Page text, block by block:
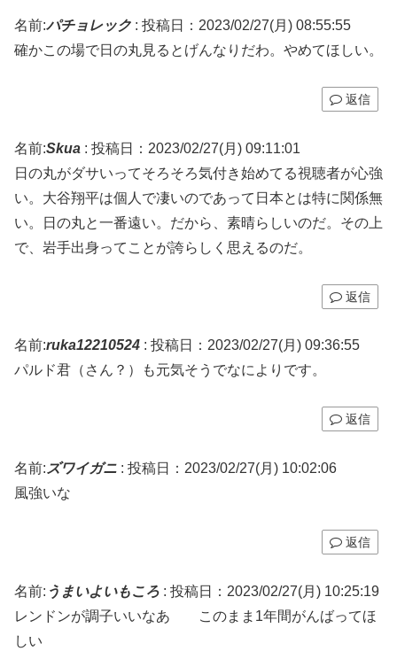
名前:パチョレック : 投稿日：2023/02/27(月) 08:55:55
確かこの場で日の丸見るとげんなりだわ。やめてほしい。
返信
名前:Skua : 投稿日：2023/02/27(月) 09:11:01
日の丸がダサいってそろそろ気付き始めてる視聴者が心強
い。大谷翔平は個人で凄いのであって日本とは特に関係無
い。日の丸と一番遠い。だから、素晴らしいのだ。その上
で、岩手出身ってことが誇らしく思えるのだ。
返信
名前:ruka12210524 : 投稿日：2023/02/27(月) 09:36:55
パルド君（さん？）も元気そうでなによりです。
返信
名前: ズワイガニ : 投稿日：2023/02/27(月) 10:02:06
風強いな
返信
名前: うまいよいもころ : 投稿日：2023/02/27(月) 10:25:19
レンドンが調子いいなあ このまま1年間がんばってほ
しい